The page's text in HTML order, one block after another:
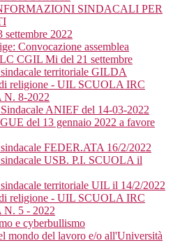
SINDACALI PER
settembre 2022
Convocazione assemblea
CGIL Mi del 21 settembre
territoriale GILDA
religione - UIL SCUOLA IRC
8-2022
ANIEF del 14-03-2022
del 13 gennaio 2022 a favore
FEDER.ATA 16/2/2022
sindacale USB. P.I. SCUOLA il
territoriale UIL il 14/2/2022
religione - UIL SCUOLA IRC
5 - 2022
e cyberbullismo
mondo del lavoro e/o all'Università